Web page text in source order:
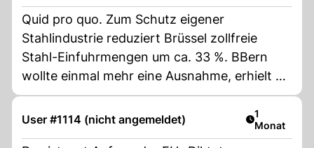
Quid pro quo. Zum Schutz eigener
Stahlindustrie reduziert Brüssel zollfreie
Stahl-Einfuhrmengen um ca. 33 %. BBern
wollte einmal mehr eine Ausnahme, erhielt es
aber nicht, da wir unsere Märkte teilweise
noch schärfer durch sehr hohe Importzölle
gegen EU-Konkurrenz abschotten. Bspw. alle
User #1114 (nicht angemeldet) Artikel
1
Monat